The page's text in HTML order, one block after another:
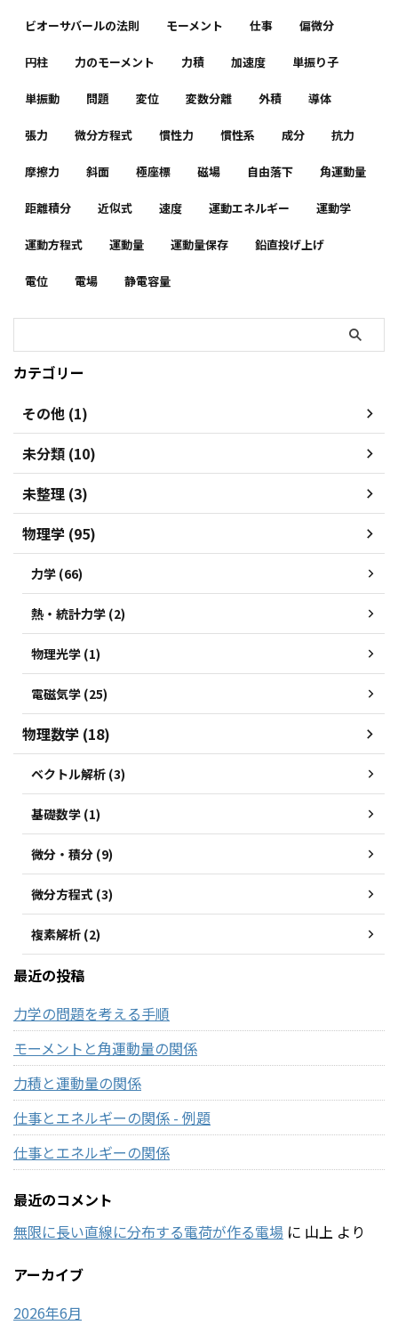
ビオーサバールの法則 モーメント 仕事 偏微分
円柱 力のモーメント 力積 加速度 単振り子
単振動 問題 変位 変数分離 外積 導体
張力 微分方程式 慣性力 慣性系 成分 抗力
摩擦力 斜面 極座標 磁場 自由落下 角運動量
距離積分 近似式 速度 運動エネルギー 運動学
運動方程式 運動量 運動量保存 鉛直投げ上げ
電位 電場 静電容量
カテゴリー
その他 (1)
未分類 (10)
未整理 (3)
物理学 (95)
力学 (66)
熱・統計力学 (2)
物理光学 (1)
電磁気学 (25)
物理数学 (18)
ベクトル解析 (3)
基礎数学 (1)
微分・積分 (9)
微分方程式 (3)
複素解析 (2)
最近の投稿
力学の問題を考える手順
モーメントと角運動量の関係
力積と運動量の関係
仕事とエネルギーの関係 - 例題
仕事とエネルギーの関係
最近のコメント
無限に長い直線に分布する電荷が作る電場 に 山上 より
アーカイブ
2026年6月